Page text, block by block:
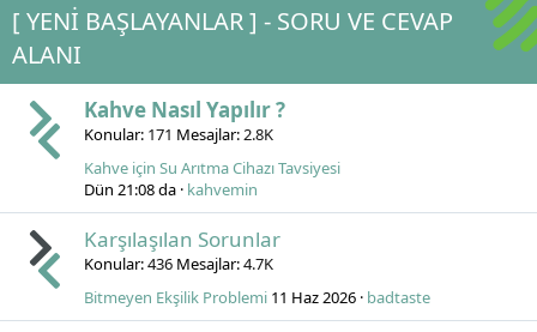
[ YENİ BAŞLAYANLAR ] - SORU VE CEVAP
ALANI
Kahve Nasıl Yapılır ?
Konular 171 Mesajlar 2.8K
Kahve için Su Arıtma Cihazı Tavsiyesi
Dün 21:08 da kahvemin
Karşılaşılan Sorunlar
Konular 436 Mesajlar 4.7K
Bitmeyen Ekşilik Problemi 11 Haz 2026 badtaste